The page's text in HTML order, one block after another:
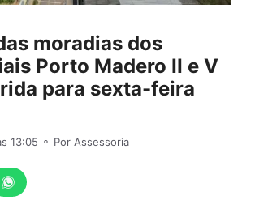
moradias dos
Porto Madero II e V
para sexta-feira
13:05 ⚬ Por Assessoria